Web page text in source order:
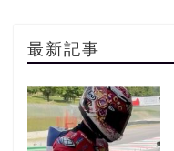
最新記事